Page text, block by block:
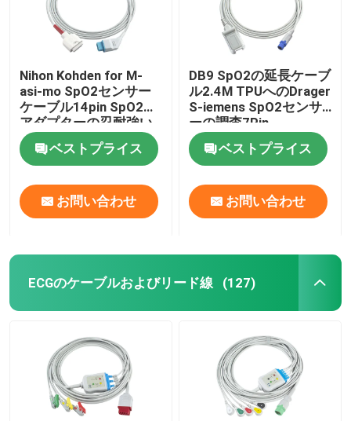
Nihon Kohden for M-
asi-mo SpO2センサー
ケーブル14pin SpO2の
アダプターの忍耐強い
ケーブルを延長ケーブ
ル
ベストプライス
お問い合わせ
DB9 SpO2の延長ケーブ
ル2.4M TPUへのDrager
S-iemens SpO2センサ
ーの調査7Pin
ベストプライス
お問い合わせ
ECGのケーブルおよびリード線 (127)